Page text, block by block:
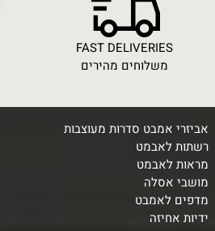
FAST DELIVERIES
משלוחים מהירים
אביזרי אמבט סדרות מעוצבות
רשתות לאבמט
מראות לאבמט
מושבי אסלה
מדפים לאמבט
ידיות אחיזה